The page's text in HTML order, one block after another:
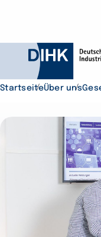
StartseiteÜber uns